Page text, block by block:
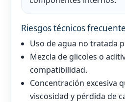
Riesgos técnicos
Uso de agua no tratada
Mezcla de glicoles o
compatibilidad.
Concentración excesiva
viscosidad y pérdida de